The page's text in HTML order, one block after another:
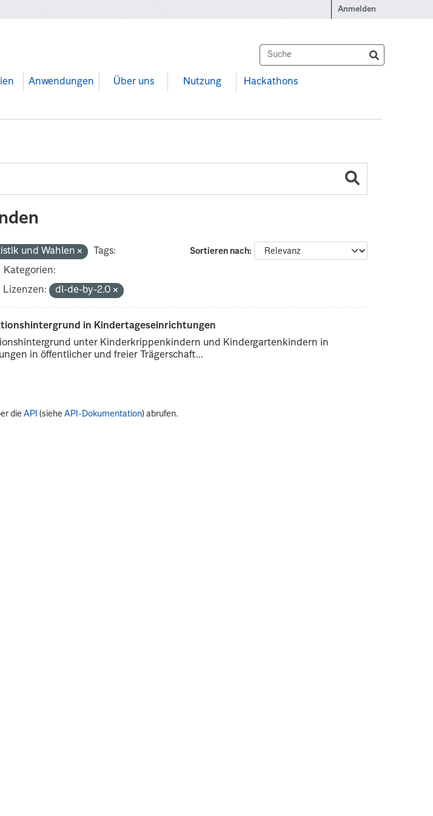
Anmelden
Anwendungen Über uns Nutzung Hackathons
Sortieren nach
und Wahlen
Tags:
Kategorien:
Lizenzen: dl-de-by-2.0
in Kindertageseinrichtungen
unter Kinderkrippenkindern und Kindergartenkindern in
in öffentlicher und freier Trägerschaft...
dieAPI (sieheAPI-Dokumentation) abrufen.